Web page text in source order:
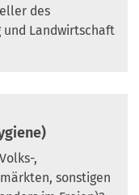
des
und Landwirtschaft
,
sonstigen